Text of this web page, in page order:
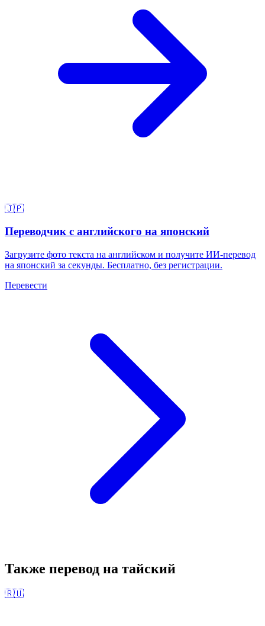
🇯🇵
Переводчик с английского на японский
Загрузите фото текста на английском и получите ИИ-перевод
на японский за секунды. Бесплатно, без регистрации.
Перевести
Также перевод на тайский
🇷🇺